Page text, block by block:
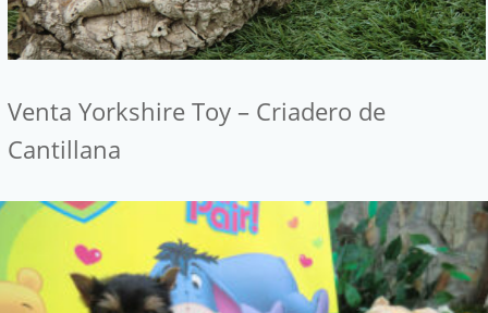
Venta Yorkshire Toy – Criadero de
Cantillana